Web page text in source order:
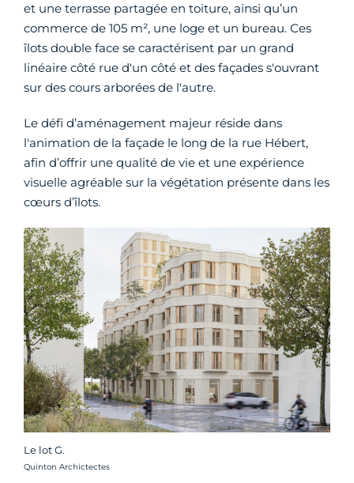
et une terrasse partagée en toiture, ainsi qu’un
commerce de 105 m², une loge et un bureau. Ces
îlots double face se caractérisent par un grand
linéaire côté rue d'un côté et des façades s'ouvrant
sur des cours arborées de l'autre.
Le défi d’aménagement majeur réside dans
l'animation de la façade le long de la rue Hébert,
afin d’offrir une qualité de vie et une expérience
visuelle agréable sur la végétation présente dans les
cœurs d’îlots.
Le lot G.
Crédit photo :
Quinton Archictectes